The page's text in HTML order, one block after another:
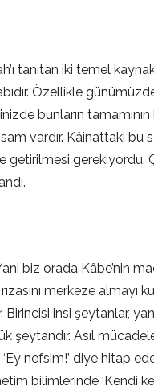
tanıtan iki temel
Özellikle
bunların
vardır. Kâinattaki
getirilmesi
biz orada Kâbe’nin
rızasını merkeze
insi şeytanlar,
Asıl
nefsim!’ diye hitap
bilimlerinde ‘Kendi